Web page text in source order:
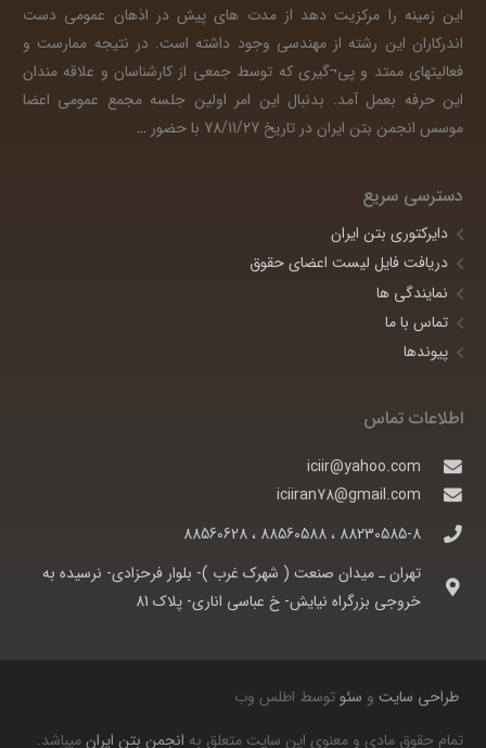
این زمینه را مرکزیت دهد از مدت های پیش در اذهان عمومی دست
اندرکاران این رشته از مهندسی وجود داشته است. در نتیجه ممارست و
فعالیتهای ممتد و پی¬گیری که توسط جمعی از کارشناسان و علاقه مندان
این حرفه بعمل آمد. بدنبال این امر اولین جلسه مجمع عمومی اعضا
موسس انجمن بتن ایران در تاریخ 78/11/27 با حضور
…
دسترسی سریع
دایرکتوری بتن ایران
دریافت فایل لیست اعضای حقوق
نمایندگی ها
تماس با ما
پیوندها
اطلاعات تماس
iciir@yahoo.com
iciiran78@gmail.com
88230585-8 ، 88560588 ، 88560628
تهران ـ ميدان صنعت ( شهرک غرب )- بلوار فرحزادی- نرسيده به
خروجی بزرگراه نيايش- خ عباسی اناری- پلاک 81
طراحی سایت و سئوتوسط اطلس وب
تمام حقوق مادی و معنوی این سایت متعلق به انجمن بتن ایرانمیباشد.